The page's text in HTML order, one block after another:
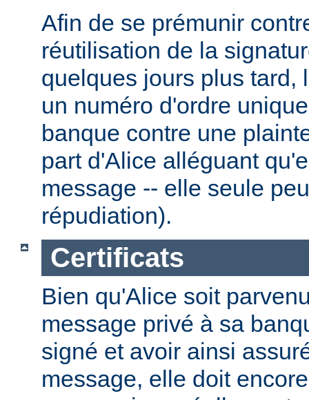
Afin de se prémunir
réutilisation de la
quelques jours plus tard,
un numéro d'ordre
banque contre une
part d'Alice alléguant
message -- elle seule
répudiation).
Certificats
Bien qu'Alice soit
message privé à sa
signé et avoir ainsi
message, elle doit